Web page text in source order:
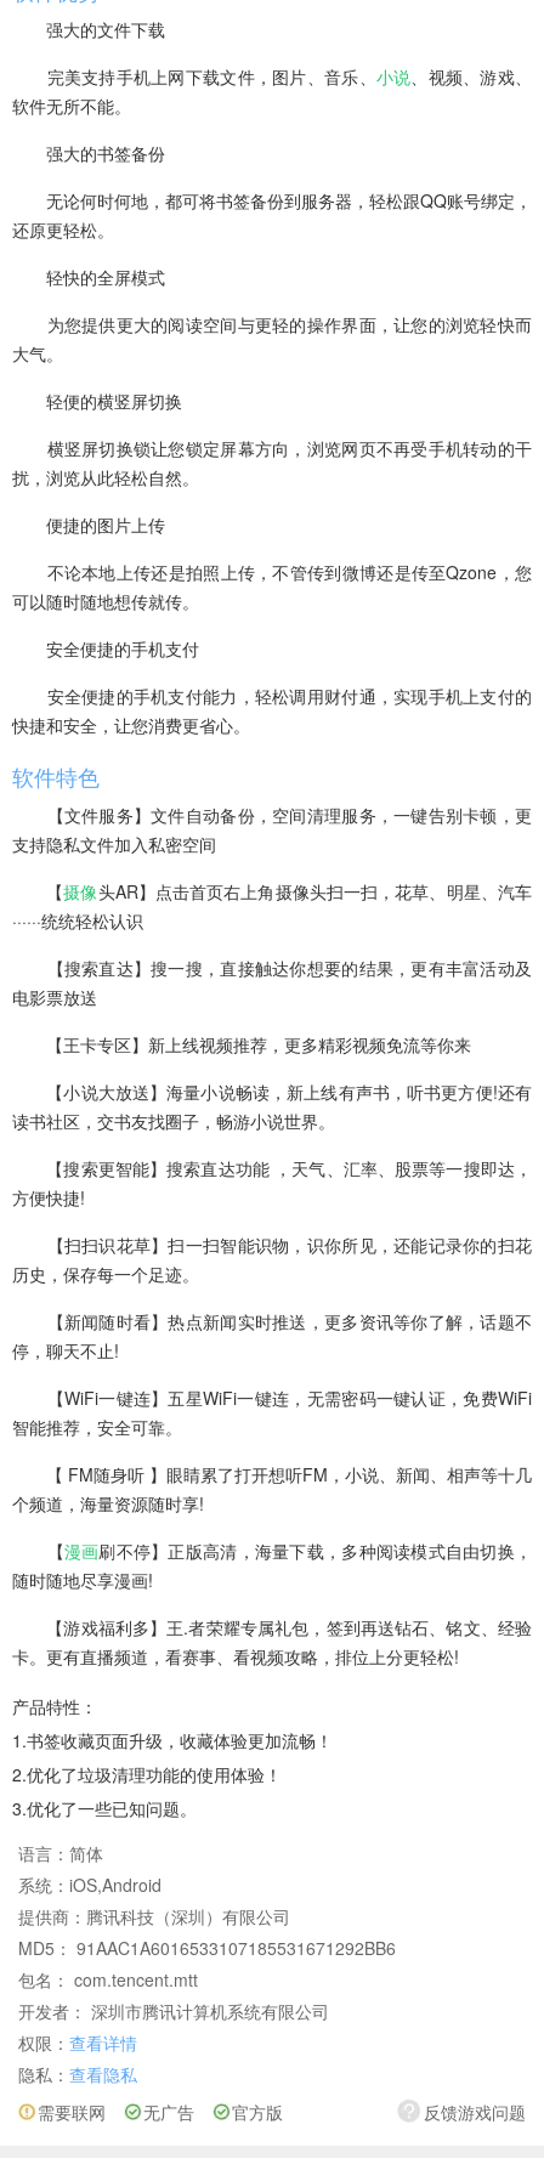
强大的文件下载
完美支持手机上网下载文件，图片、音乐、 小说、视频、游戏、
软件无所不能。
强大的书签备份
无论何时何地，都可将书签备份到服务器，轻松跟QQ账号绑定，
还原更轻松。
轻快的全屏模式
为您提供更大的阅读空间与更轻的操作界面，让您的浏览轻快而
大气。
轻便的横竖屏切换
横竖屏切换锁让您锁定屏幕方向，浏览网页不再受手机转动的干
扰，浏览从此轻松自然。
便捷的图片上传
不论本地上传还是拍照上传，不管传到微博还是传至Qzone，您
可以随时随地想传就传。
安全便捷的手机支付
安全便捷的手机支付能力，轻松调用财付通，实现手机上支付的
快捷和安全，让您消费更省心。
软件特色
【文件服务】文件自动备份，空间清理服务，一键告别卡顿，更
支持隐私文件加入私密空间
【摄像头AR】点击首页右上角摄像头扫一扫，花草、明星、汽车
······统统轻松认识
【搜索直达】搜一搜，直接触达你想要的结果，更有丰富活动及
电影票放送
【王卡专区】新上线视频推荐，更多精彩视频免流等你来
【小说大放送】海量小说畅读，新上线有声书，听书更方便!还有
读书社区，交书友找圈子，畅游小说世界。
【搜索更智能】搜索直达功能 ，天气、汇率、股票等一搜即达，
方便快捷!
【扫扫识花草】扫一扫智能识物，识你所见，还能记录你的扫花
历史，保存每一个足迹。
【新闻随时看】热点新闻实时推送，更多资讯等你了解，话题不
停，聊天不止!
【WiFi一键连】五星WiFi一键连，无需密码一键认证，免费WiFi
智能推荐，安全可靠。
【 FM随身听 】眼睛累了打开想听FM，小说、新闻、相声等十几
个频道，海量资源随时享!
【漫画刷不停】正版高清，海量下载，多种阅读模式自由切换，
随时随地尽享漫画!
【游戏福利多】王.者荣耀专属礼包，签到再送钻石、铭文、经验
卡。更有直播频道，看赛事、看视频攻略，排位上分更轻松!
产品特性：
1.书签收藏页面升级，收藏体验更加流畅！
2.优化了垃圾清理功能的使用体验！
3.优化了一些已知问题。
语言： 简体
系统： iOS,Android
提供商： 腾讯科技（深圳）有限公司
MD5： 91AAC1A6016533107185531671292BB6
包名： com.tencent.mtt
开发者： 深圳市腾讯计算机系统有限公司
权限： 查看详情
隐私： 查看隐私
反馈游戏问题
需要联网 无广告 官方版